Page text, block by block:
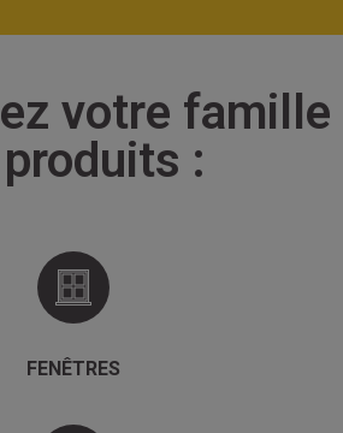
votre famille
:
FENÊTRES